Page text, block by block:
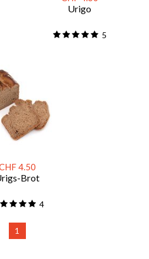
Urigo
5
4.50
Brot
4
1